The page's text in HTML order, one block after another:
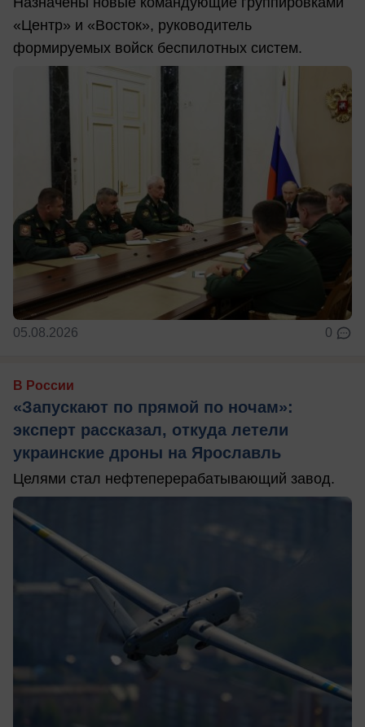
«Центр» и «Восток», руководитель
формируемых войск беспилотных систем.
05.08.2026 0
В России
«Запускают по прямой по ночам»:
эксперт рассказал, откуда летели
украинские дроны на Ярославль
Целями стал нефтеперерабатывающий завод.